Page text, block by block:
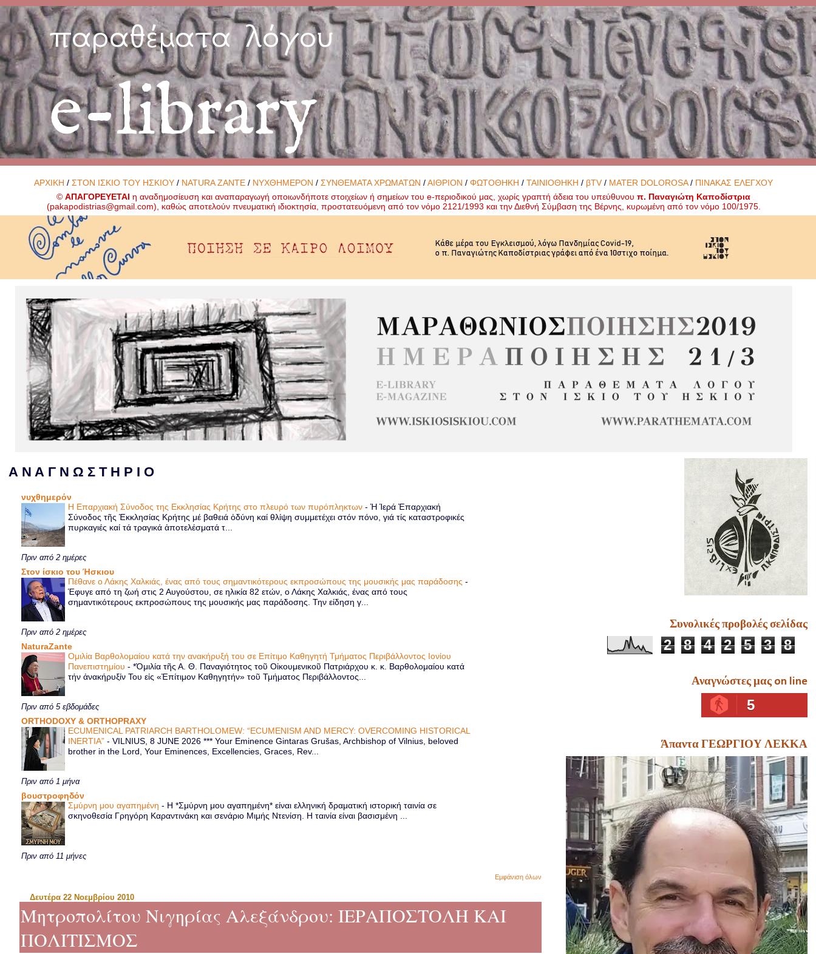
παραθέματα λόγου
e-library
ΑΡΧΙΚΗ /ΣΤΟΝ ΙΣΚΙΟ ΤΟΥ ΗΣΚΙΟΥ / NATURA ZANTE / ΝΥΧΘΗΜΕΡΟΝ /ΣΥΝΘΕΜΑΤΑ ΧΡΩΜΑΤΩΝ /ΑΙΘΡΙΟΝ /ΦΩΤΟΘΗΚΗ /ΤΑΙΝΙΟΘΗΚΗ / βTV / MATER DOLOROSA/ ΠΙΝΑΚΑΣ ΕΛΕΓΧΟΥ
©ΑΠΑΓΟΡΕΥΕΤΑΙ η αναδημοσίευση και αναπαραγωγή οποιωνδήποτε στοιχείων ή σημείων του e-περιοδικού μας, χωρίς γραπτή άδεια του υπεύθυνουπ. Παναγιώτη Καποδίστρια
(pakapodistrias@gmail.com), καθώς αποτελούν πνευματική ιδιοκτησία, προστατευόμενη από τον νόμο 2121/1993 και την Διεθνή Σύμβαση της Βέρνης, κυρωμένη από τον νόμο 100/1975.
Α Ν Α Γ Ν Ω Σ Τ Η Ρ Ι Ο
νυχθημερόν
Η Επαρχιακή Σύνοδος της Εκκλησίας Κρήτης στο πλευρό των πυρόπληκτων-Ἡ Ἱερά Ἐπαρχιακή
Σύνοδος τῆς Ἐκκλησίας Κρήτης μέ βαθειά ὀδύνη καί θλίψη συμμετέχει στόν πόνο, γιά τίς καταστροφικές
πυρκαγιές καί τά τραγικά ἀποτελέσματά τ...
Πριν από 2 ημέρες
Στον ίσκιο του Ήσκιου
Πέθανε ο Λάκης Χαλκιάς, ένας από τους σημαντικότερους εκπροσώπους της μουσικής μας παράδοσης-
Έφυγε από τη ζωή στις 2 Αυγούστου, σε ηλικία 82 ετών, ο Λάκης Χαλκιάς, ένας από τους
σημαντικότερους εκπροσώπους της μουσικής μας παράδοσης. Την είδηση γ...
Πριν από 2 ημέρες
NaturaZante
Ομιλία Βαρθολομαίου κατά την ανακήρυξή του σε Επίτιμο Καθηγητή Τμήματος Περιβάλλοντος Ιονίου
Πανεπιστημίου-*Ὁμιλία τῆς Α. Θ. Παναγιότητος τοῦ Οἰκουμενικοῦ Πατριάρχου κ. κ. Βαρθολομαίου κατά
τήν ἀνακήρυξίν Του εἰς «Ἐπίτιμον Καθηγητήν» τοῦ Τμήματος Περιβάλλοντος...
Πριν από 5 εβδομάδες
ORTHODOXY & ORTHOPRAXY
ECUMENICAL PATRIARCH BARTHOLOMEW: “ECUMENISM AND MERCY: OVERCOMING HISTORICAL
INERTIA”-VILNIUS, 8 JUNE 2026 *** Your Eminence Gintaras Grušas, Archbishop of Vilnius, beloved
brother in the Lord, Your Eminences, Excellencies, Graces, Rev...
Πριν από 1 μήνα
βουστροφηδόν
Σμύρνη μου αγαπημένη- Η *Σμύρνη μου αγαπημένη* είναι ελληνική δραματική ιστορική ταινία σε
σκηνοθεσία Γρηγόρη Καραντινάκη και σενάριο Μιμής Ντενίση. Η ταινία είναι βασισμένη ...
Πριν από 11 μήνες
Εμφάνιση όλων
Δευτέρα 22 Νοεμβρίου 2010
Μητροπολίτου Νιγηρίας Αλεξάνδρου: ΙΕΡΑΠΟΣΤΟΛΗ ΚΑΙ
ΠΟΛΙΤΙΣΜΟΣ
Συνολικές προβολές σελίδας
2 8 4 2 5 3 8
Αναγνώστες μας on line
5
Άπαντα ΓΕΩΡΓΙΟΥ ΛΕΚΚΑ